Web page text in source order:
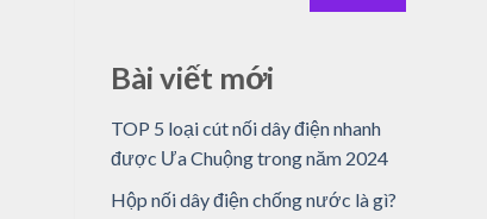
Bài viết mới
TOP 5 loại cút nối dây điện nhanh
được Ưa Chuộng trong năm 2024
Hộp nối dây điện chống nước là gì?